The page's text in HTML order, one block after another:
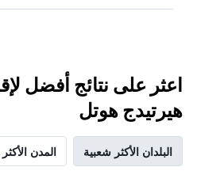
اعثر على نتائج أفضل
هيرتيدج هوتل
البلدان الأكثر شعبية المدن